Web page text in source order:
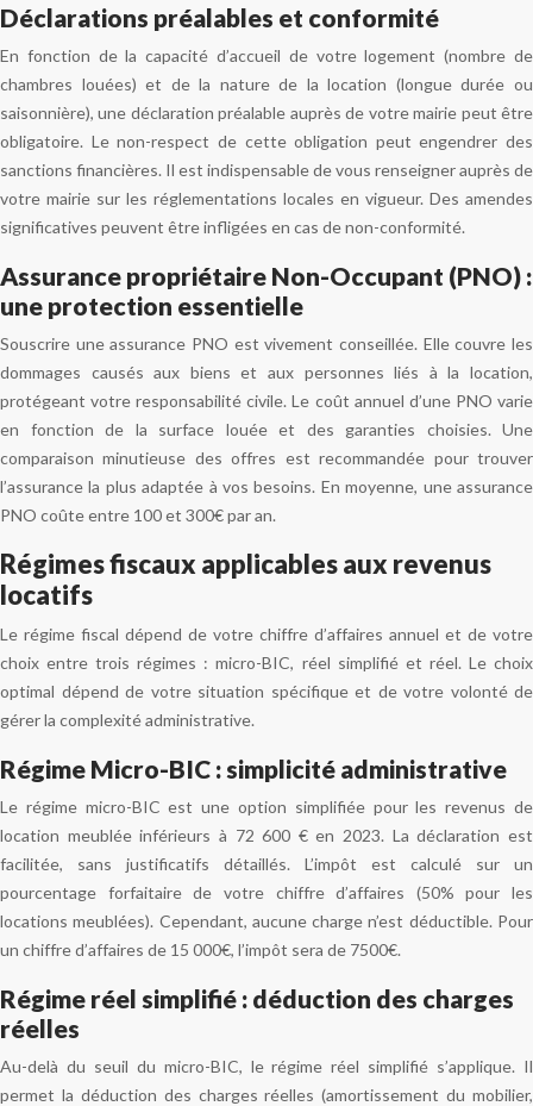
Déclarations préalables et conformité
En fonction de la capacité d’accueil de votre logement (nombre de
chambres louées) et de la nature de la location (longue durée ou
saisonnière), une déclaration préalable auprès de votre mairie peut être
obligatoire. Le non-respect de cette obligation peut engendrer des
sanctions financières. Il est indispensable de vous renseigner auprès de
votre mairie sur les réglementations locales en vigueur. Des amendes
significatives peuvent être infligées en cas de non-conformité.
Assurance propriétaire Non-Occupant (PNO) :
une protection essentielle
Souscrire une assurance PNO est vivement conseillée. Elle couvre les
dommages causés aux biens et aux personnes liés à la location,
protégeant votre responsabilité civile. Le coût annuel d’une PNO varie
en fonction de la surface louée et des garanties choisies. Une
comparaison minutieuse des offres est recommandée pour trouver
l’assurance la plus adaptée à vos besoins. En moyenne, une assurance
PNO coûte entre 100 et 300€ par an.
Régimes fiscaux applicables aux revenus
locatifs
Le régime fiscal dépend de votre chiffre d’affaires annuel et de votre
choix entre trois régimes : micro-BIC, réel simplifié et réel. Le choix
optimal dépend de votre situation spécifique et de votre volonté de
gérer la complexité administrative.
Régime Micro-BIC : simplicité administrative
Le régime micro-BIC est une option simplifiée pour les revenus de
location meublée inférieurs à 72 600 € en 2023. La déclaration est
facilitée, sans justificatifs détaillés. L’impôt est calculé sur un
pourcentage forfaitaire de votre chiffre d’affaires (50% pour les
locations meublées). Cependant, aucune charge n’est déductible. Pour
un chiffre d’affaires de 15 000€, l’impôt sera de 7500€.
Régime réel simplifié : déduction des charges
réelles
Au-delà du seuil du micro-BIC, le régime réel simplifié s’applique. Il
permet la déduction des charges réelles (amortissement du mobilier,